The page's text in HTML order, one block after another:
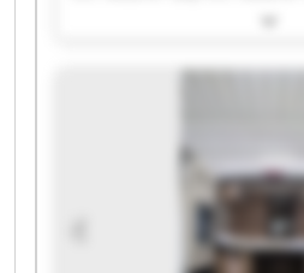
Gép Kft. Maurer Gép Kft.
Kft. Maurer Gép Kft.
Gép Kft. Maurer Gép Kft.
Maurer Gép Kft. Maurer
Kft. Maurer Gép Kft.